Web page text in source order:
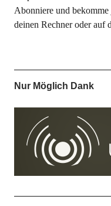
Abonniere und
deinen Rechner oder auf
Nur Möglich Dank